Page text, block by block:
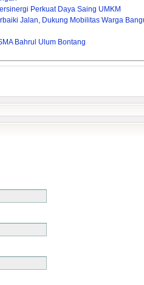
Perkuat Daya Saing UMKM
Jalan, Dukung Mobilitas Warga
Bahrul Ulum Bontang